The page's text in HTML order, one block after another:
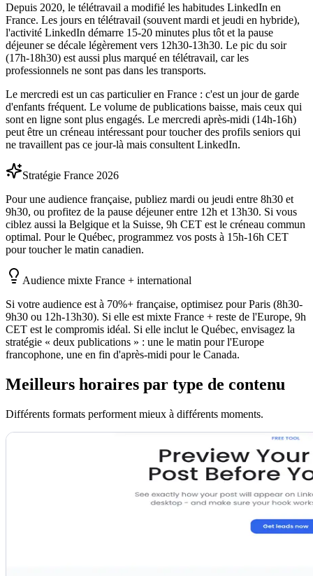
Depuis 2020, le télétravail a modifié les habitudes LinkedIn en
France. Les jours en télétravail (souvent mardi et jeudi en hybride),
l'activité LinkedIn démarre 15-20 minutes plus tôt et la pause
déjeuner se décale légèrement vers 12h30-13h30. Le pic du soir
(17h-18h30) est aussi plus marqué en télétravail, car les
professionnels ne sont pas dans les transports.
Le mercredi est un cas particulier en France : c'est un jour de garde
d'enfants fréquent. Le volume de publications baisse, mais ceux qui
sont en ligne sont plus engagés. Le mercredi après-midi (14h-16h)
peut être un créneau intéressant pour toucher des profils seniors qui
ne travaillent pas ce jour-là mais consultent LinkedIn.
Stratégie France 2026
Pour une audience française, publiez mardi ou jeudi entre 8h30 et
9h30, ou profitez de la pause déjeuner entre 12h et 13h30. Si vous
ciblez aussi la Belgique et la Suisse, 9h CET est le créneau commun
optimal. Pour le Québec, programmez vos posts à 15h-16h CET
pour toucher le matin canadien.
Audience mixte France + international
Si votre audience est à 70%+ française, optimisez pour Paris (8h30-
9h30 ou 12h-13h30). Si elle est mixte France + reste de l'Europe, 9h
CET est le compromis idéal. Si elle inclut le Québec, envisagez la
stratégie « deux publications » : une le matin pour l'Europe
francophone, une en fin d'après-midi pour le Canada.
Meilleurs horaires par type de contenu
Différents formats performent mieux à différents moments.